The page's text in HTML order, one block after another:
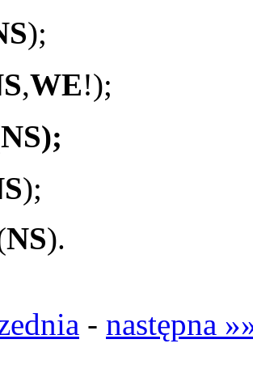
);
,WE!);
);
NS).
- następna